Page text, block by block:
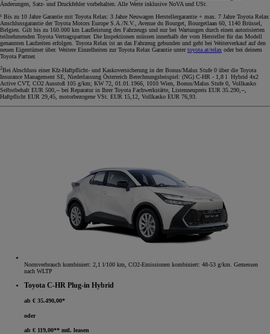
Änderungen, Satz- und Druckfehler vorbehalten. Alle Werte inklusive NoVA und USt
¹ Bis zu 10 Jahre Garantie mit Toyota Relax: 3 Jahre Neuwagen Herstellergarantie + max. 7 Jahre Toyota Relax
Anschlussgarantie der Toyota Motors Europe S.A./N.V., Avenue du Bourget, Bourgetlaan 60, 1140 Brüssel,
Belgien. Gilt bis zu 160.000 km Laufleistung des Fahrzeugs und nur bei Wartungen durch einen autorisierten
teilnehmenden Toyota Vertragspartner. Die Inspektionen müssen innerhalb der vom Hersteller für das Modell
genannten Laufzeiten erfolgen. Toyota Relax ist an das Fahrzeug gebunden und geht bei Weiterverkauf auf den
neuen Eigentümer über. Weitere Einzelheiten zur Toyota Relax Garantie untertoyota.at/relax oder bei deinem
Toyota Partner.
2Bei Abschluss einer Kfz-Haftpflicht- und Kaskoversicherung in der Bonus/Malus Stufe 0 über die Toyota
Insurance Management SE, Niederlassung Österreich Berechnungsbeispiel: (NG) C-HR - 1,8 l Hybrid 4x2
Active CVT, CO2 Ausstoß 105 g/km; KW 72, 01.01.1966, 1010 Wien, Bonus/Malus Stufe 0, Vollkasko
Selbstbehalt EUR 500,-- bei Reparatur in Ihrer Toyota Fachwerkstätte, Listenneupreis EUR 35.290,--,
Haftpflicht EUR 29,45, motorbezogene VSt. EUR 15,12, Vollkasko EUR 76,93.
Normverbrauch kombiniert: 2,1 l/100 km, CO2-Emissionen kombiniert: 48-53 g/km. Gemessen
nach WLTP
Toyota C-HR Plug-in Hybrid
ab € 35.490,00*
oder
ab € 119,00** mtl. leasen